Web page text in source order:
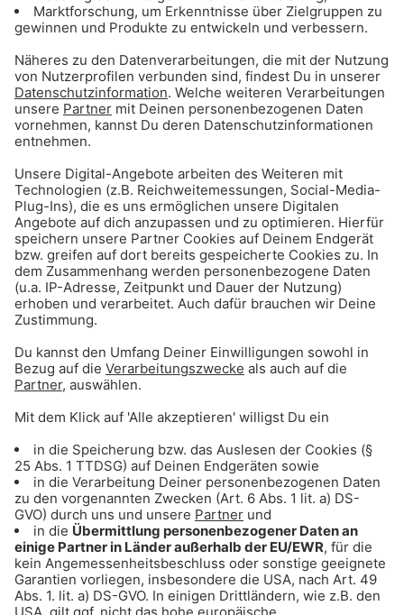
interessieren:
Diese Fakten über unsere Stadt habt ihr
bestimmt noch nicht gewusst
Unser München wird 860 Jahre alt!
Das sind die Konzert-Highlights 2018
Die tollsten Konzert-Termine in München in